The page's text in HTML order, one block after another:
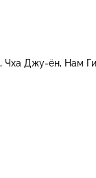
Чха Джу-ён Нам